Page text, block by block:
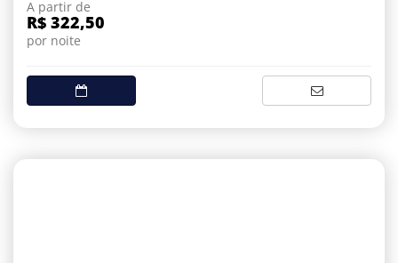
A partir de
R$ 322,50
por noite